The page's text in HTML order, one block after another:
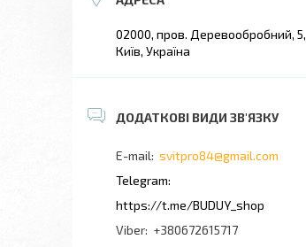
02000, пров. Деревообробний, 5,
Київ, Україна
svitpro84@gmail.com
https://t.me/BUDUY_shop
+380672615717